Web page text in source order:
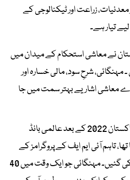
زراعت اور ٹیکنالوجی کے
تیار ہے۔
نے معاشی استحکام کے میدان میں
شرحِ سود، مالی خسارہ اور
معاشی اشاریے بہتر سمت میں جا
محمد اورنگزیب نے کہا کہ پاکستان 2022 کے بعد عالمی بانڈ
تاہم آئی ایم ایف کے پروگرامز کے
تحت سخت مالی اصلاحات کی گئیں۔ مہنگائی جو ایک وقت میں 40